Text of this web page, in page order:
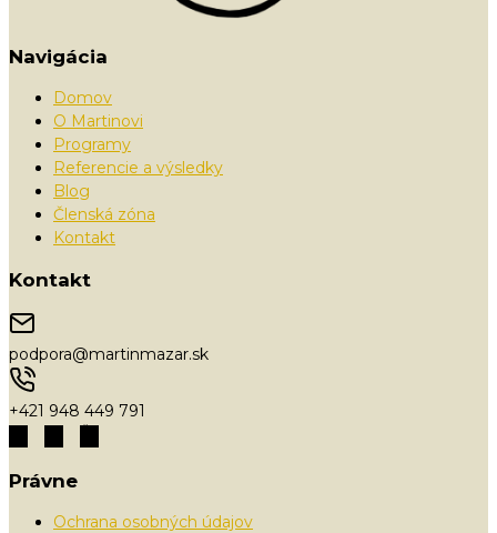
Navigácia
Domov
O Martinovi
Programy
Referencie a výsledky
Blog
Členská zóna
Kontakt
Kontakt
podpora@martinmazar.sk
+421 948 449 791
Právne
Ochrana osobných údajov